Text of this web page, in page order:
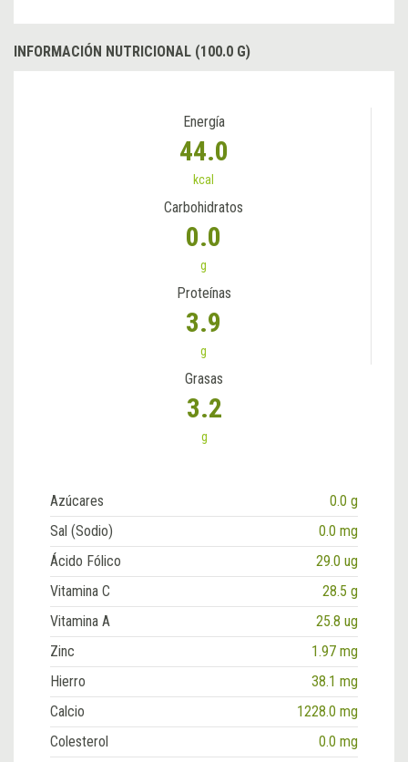
INFORMACIÓN NUTRICIONAL (100.0 G)
Energía
44.0
kcal
Carbohidratos
0.0
g
Proteínas
3.9
g
Grasas
3.2
g
Azúcares
0.0 g
Sal (Sodio)
0.0 mg
Ácido Fólico
29.0 ug
Vitamina C
28.5 g
Vitamina A
25.8 ug
Zinc
1.97 mg
Hierro
38.1 mg
Calcio
1228.0 mg
Colesterol
0.0 mg